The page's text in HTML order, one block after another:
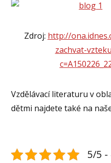
Zdroj: http://
zachvat-
Vzdělávací literaturu v
dětmi najdete také na
5/5